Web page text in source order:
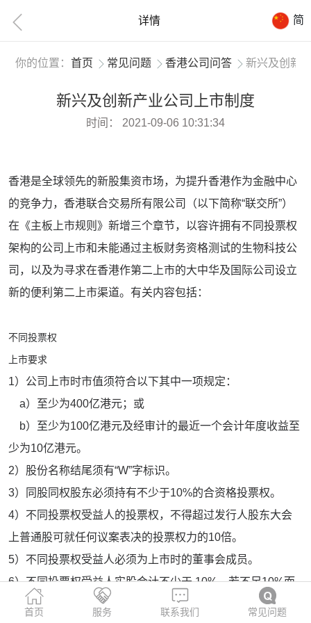
详情 简
你的位置：首页 常见问题 香港公司问答 新兴及创新
新兴及创新产业公司上市制度
时间： 2021-09-06 10:31:34
香港是全球领先的新股集资市场，为提升香港作为金融中心
的竞争力，香港联合交易所有限公司（以下简称“联交所”）
在《主板上市规则》新增三个章节，以容许拥有不同投票权
架构的公司上市和未能通过主板财务资格测试的生物科技公
司，以及为寻求在香港作第二上市的大中华及国际公司设立
新的便利第二上市渠道。有关内容包括：
不同投票权
上市要求
1）公司上市时市值须符合以下其中一项规定：
a）至少为400亿港元；或
b）至少为100亿港元及经审计的最近一个会计年度收益至
少为10亿港元。
2）股份名称结尾须有“W”字标识。
3）同股同权股东必须持有不少于10%的合资格投票权。
4）不同投票权受益人的投票权，不得超过发行人股东大会
上普通股可就任何议案表决的投票权力的10倍。
5）不同投票权受益人必须为上市时的董事会成员。
6）不同投票权受益人实股合计不少于 10%，若不足10%而
仍涉及巨大金额（例如：预期市值超过800亿港元），联交
首页 服务 联系我们 常见问题